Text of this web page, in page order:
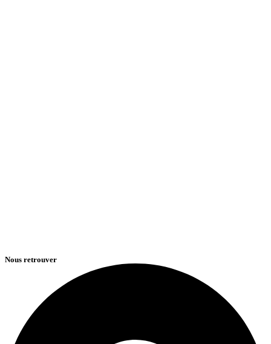
Nous retrouver